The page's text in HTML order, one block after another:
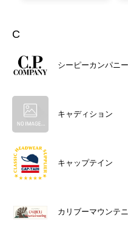
C
シーピーカンパニー
キャディション
キャップテイン
カリブーマウンテ